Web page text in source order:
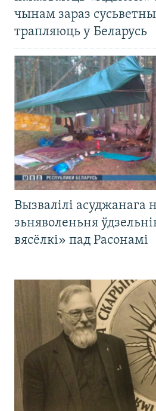
чынам зараз
трапляюць у Беларусь
Вызвалілі асуджанага
зьняволеньня
вясёлкі» пад Расонамі